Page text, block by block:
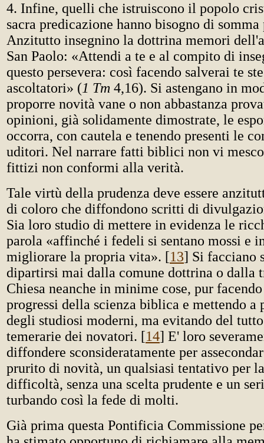
4. Infine, quelli che istruiscono il popolo
sacra predicazione hanno bisogno di somma
Anzitutto insegnino la dottrina memori
San Paolo: «Attendi a te e al compito di
questo persevera: così facendo salverai te
ascoltatori» (1 Tm 4,16). Si astengano in
proporre novità vane o non abbastanza
opinioni, già solidamente dimostrate, le
occorra, con cautela e tenendo presenti le
uditori. Nel narrare fatti biblici non vi
fittizi non conformi alla verità.
Tale virtù della prudenza deve essere
di coloro che diffondono scritti di
Sia loro studio di mettere in evidenza le
parola «affinché i fedeli si sentano mossi e
migliorare la propria vita». [13] Si facciano
dipartirsi mai dalla comune dottrina o dalla
Chiesa neanche in minime cose, pur
progressi della scienza biblica e mettendo
degli studiosi moderni, ma evitando del
temerarie dei novatori. [14] E' loro
diffondere sconsideratamente per
prurito di novità, un qualsiasi tentativo per
difficoltà, senza una scelta prudente e un
turbando così la fede di molti.
Già prima questa Pontificia Commissione